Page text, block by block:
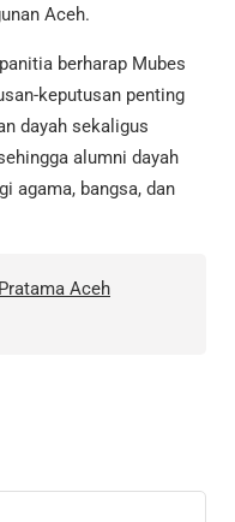
Aceh.
berharap Mubes
keputusan penting
dayah sekaligus
alumni dayah
agama, bangsa, dan
Aceh